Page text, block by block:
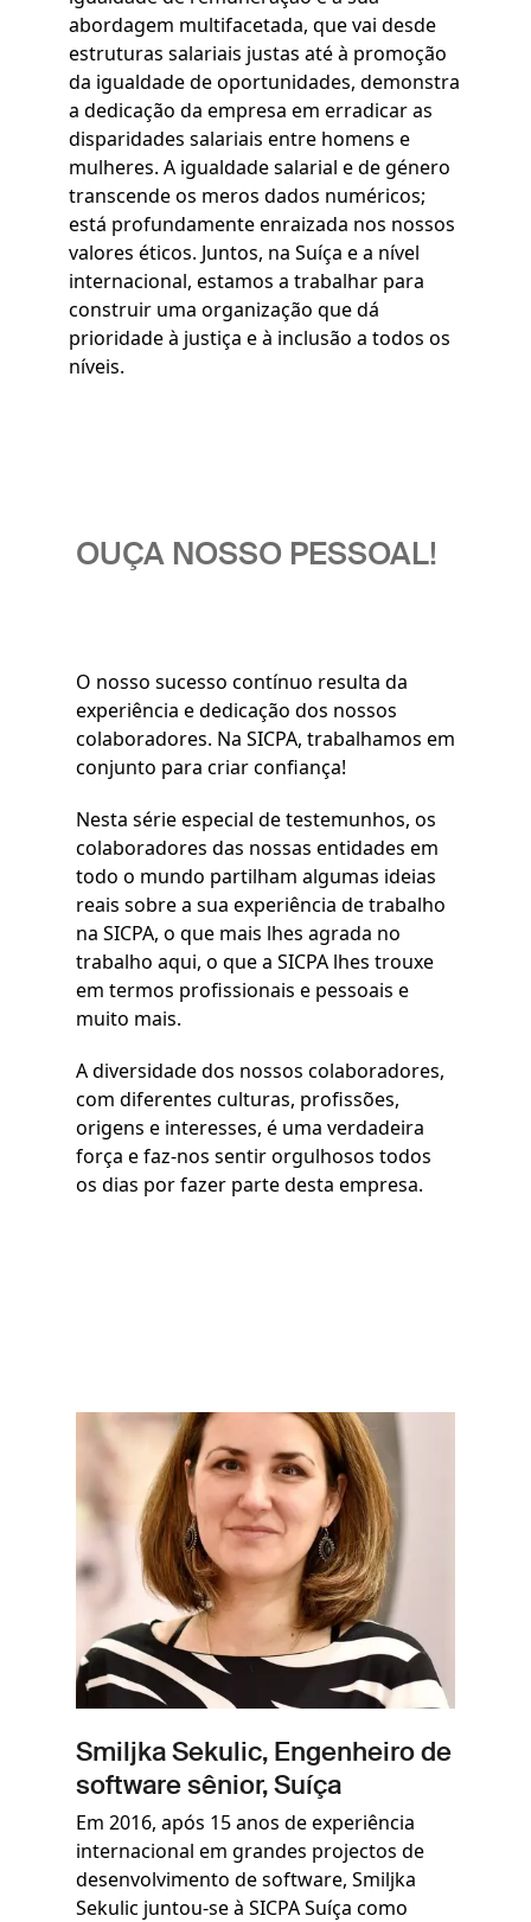
abordagem multifacetada, que vai desde
estruturas salariais justas até à promoção
da igualdade de oportunidades, demonstra
a dedicação da empresa em erradicar as
disparidades salariais entre homens e
mulheres. A igualdade salarial e de género
transcende os meros dados numéricos;
está profundamente enraizada nos nossos
valores éticos. Juntos, na Suíça e a nível
internacional, estamos a trabalhar para
construir uma organização que dá
prioridade à justiça e à inclusão a todos os
níveis.
OUÇA NOSSO PESSOAL!
O nosso sucesso contínuo resulta da
experiência e dedicação dos nossos
colaboradores. Na SICPA, trabalhamos em
conjunto para criar confiança!
Nesta série especial de testemunhos, os
colaboradores das nossas entidades em
todo o mundo partilham algumas ideias
reais sobre a sua experiência de trabalho
na SICPA, o que mais lhes agrada no
trabalho aqui, o que a SICPA lhes trouxe
em termos profissionais e pessoais e
muito mais.
A diversidade dos nossos colaboradores,
com diferentes culturas, profissões,
origens e interesses, é uma verdadeira
força e faz-nos sentir orgulhosos todos
os dias por fazer parte desta empresa.
Imagem
Smiljka Sekulic, Engenheiro de
software sênior, Suíça
Em 2016, após 15 anos de experiência
internacional em grandes projectos de
desenvolvimento de software, Smiljka
Sekulic juntou-se à SICPA Suíça como